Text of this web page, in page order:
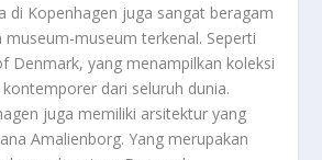
di Kopenhagen juga sangat beragam
museum-museum terkenal. Seperti
Denmark, yang menampilkan koleksi
dari seluruh dunia.
juga memiliki arsitektur yang
Amalienborg. Yang merupakan